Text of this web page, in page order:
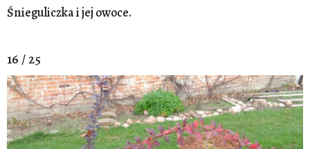
Śnieguliczka i jej owoce.
16 / 25